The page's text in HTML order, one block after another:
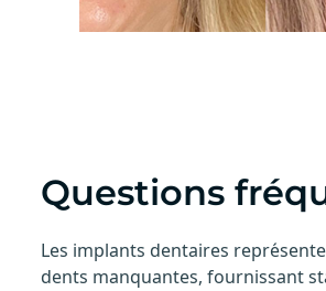
Questions
Les implants dentaires
dents manquantes, fournissant